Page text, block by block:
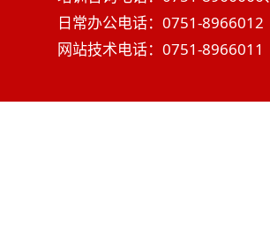
日常办公电话：0751-
网站技术电话：0751-